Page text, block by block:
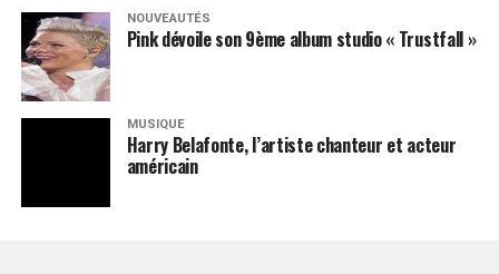
NOUVEAUTÉS
Pink dévoile son 9ème album studio « Trustfall »
MUSIQUE
Harry Belafonte, l’artiste chanteur et acteur
américain